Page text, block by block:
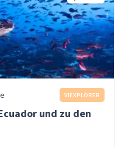
VIEXPLORER
und zu den